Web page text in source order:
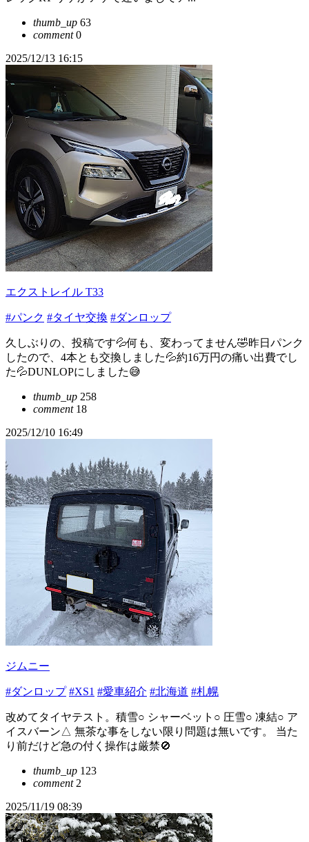
thumb_up 63
comment0
2025/12/13 16:15
エクストレイル T33
#パンク #タイヤ交換 #ダンロップ
久しぶりの、投稿です💦何も、変わってません🤣昨日パンク
したので、4本とも交換しました💦約16万円の痛い出費でし
た💦DUNLOPにしました😅
thumb_up 258
comment18
2025/12/10 16:49
ジムニー
#ダンロップ #XS1 #愛車紹介 #北海道 #札幌
改めてタイヤテスト。積雪○ シャーベット○ 圧雪○ 凍結○ ア
イスバーン△ 無茶な事をしない限り問題は無いです。 当た
り前だけど急の付く操作は厳禁🚫
thumb_up 123
comment2
2025/11/19 08:39